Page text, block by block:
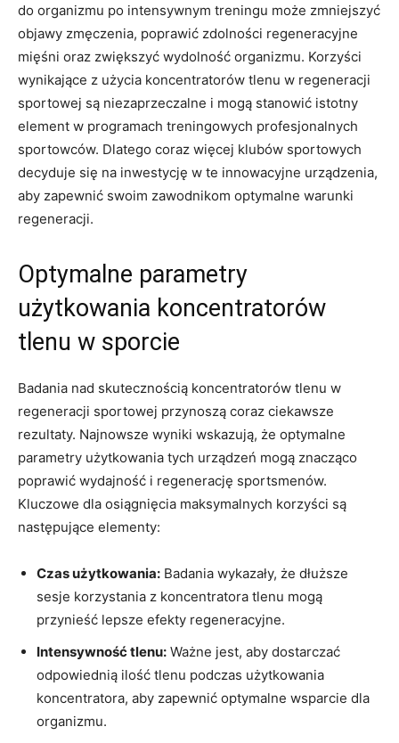
do organizmu po intensywnym treningu może zmniejszyć
objawy zmęczenia, ‍poprawić zdolności regeneracyjne
mięśni oraz ​zwiększyć wydolność organizmu. Korzyści
wynikające‌ z użycia koncentratorów​ tlenu ​w regeneracji
sportowej są ⁣niezaprzeczalne ​i mogą stanowić istotny
element w programach treningowych profesjonalnych⁢
sportowców. Dlatego coraz więcej ⁤klubów ‌sportowych
decyduje ⁢się na inwestycję w te ⁤innowacyjne urządzenia,
aby zapewnić swoim zawodnikom optymalne warunki ​
regeneracji.
Optymalne‌ parametry
użytkowania koncentratorów
tlenu w‌ sporcie
Badania nad skutecznością koncentratorów tlenu w
regeneracji sportowej przynoszą ⁢coraz ciekawsze
rezultaty.‌ Najnowsze wyniki wskazują, że optymalne
parametry użytkowania ‌tych urządzeń⁣ mogą znacząco
poprawić wydajność i regenerację‌ sportsmenów.
Kluczowe dla osiągnięcia ⁣maksymalnych⁣ korzyści są⁣
następujące elementy:
Czas użytkowania: Badania wykazały, że⁤ dłuższe
sesje ‍korzystania z koncentratora tlenu⁤ mogą
przynieść ⁢lepsze efekty regeneracyjne.
Intensywność tlenu: Ważne jest, aby dostarczać
odpowiednią ilość tlenu podczas użytkowania
koncentratora, aby zapewnić optymalne wsparcie dla
organizmu.